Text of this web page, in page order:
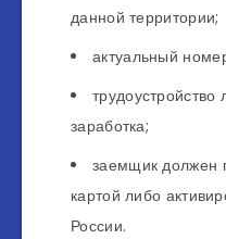
данной территории;
актуальный
заработка;
заемщик должен
картой либо
России.